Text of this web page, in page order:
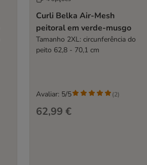
Curli Belka Air-Mesh
peitoral em verde-musgo
Tamanho 2XL: circunferência do
peito 62,8 - 70,1 cm
62,99 €
Avaliar: 5/5 (2)